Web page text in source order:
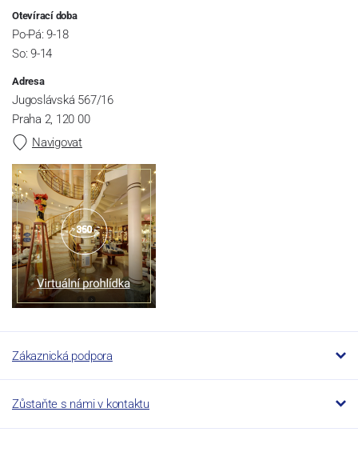
Otevírací doba
Po-Pá: 9-18
So: 9-14
Adresa
Jugoslávská 567/16
Praha 2, 120 00
Navigovat
Zákaznická podpora
Zůstaňte s námi v kontaktu